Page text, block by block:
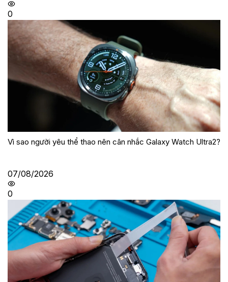
0
Vì sao người yêu thể thao nên cân nhắc Galaxy Watch Ultra2?
07/08/2026
0